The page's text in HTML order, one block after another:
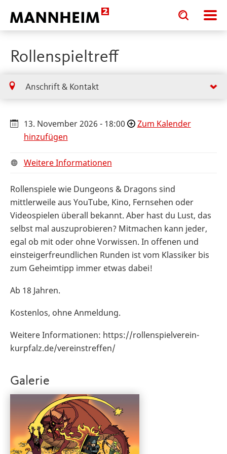
Toggle
search
input
Toggle
search
input
Rollenspieltreff
Anschrift & Kontakt
13. November 2026 - 18:00
Zum Kalender
hinzufügen
Weitere Informationen
Rollenspiele wie Dungeons & Dragons sind
mittlerweile aus YouTube, Kino, Fernsehen oder
Videospielen überall bekannt. Aber hast du Lust, das
selbst mal auszuprobieren? Mitmachen kann jeder,
egal ob mit oder ohne Vorwissen. In offenen und
einsteigerfreundlichen Runden ist vom Klassiker bis
zum Geheimtipp immer etwas dabei!
Ab 18 Jahren.
Kostenlos, ohne Anmeldung.
Weitere Informationen: https://rollenspielverein-
kurpfalz.de/vereinstreffen/
Galerie